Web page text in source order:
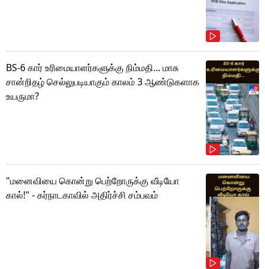
BS-6 கார் உரிமையாளர்களுக்கு நிம்மதி... மாசு
சான்றிதழ் செல்லுபடியாகும் காலம் 3 ஆண்டுகளாக
உயருமா?
"மனைவியை கொன்று பெற்றோருக்கு வீடியோ
கால்!" - கர்நாடகாவில் அதிர்ச்சி சம்பவம்